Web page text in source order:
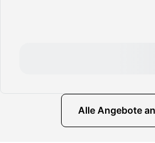
Alle Angebote